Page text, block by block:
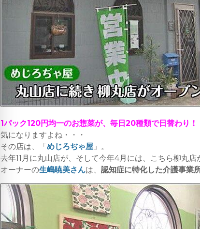
1パック120円均一のお惣菜が、毎日20種類で日替わり！
気になりますよね・・・
その店は、「 めじろぢゃ屋 」。
去年11月に丸山店が、そして今年4月には、こちら柳丸店
オーナーの生嶋暁美さんは、 認知症に特化した介護事業